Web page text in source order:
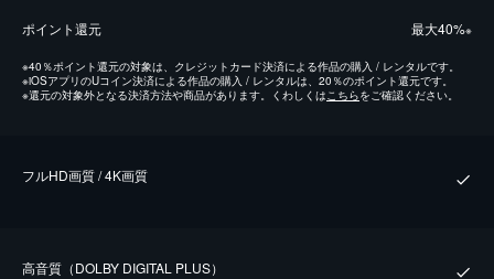
ポイント還元 最⼤40%※
※40％ポイント還元の対象は、クレジットカード決済による作品の購入 / レンタルです。
※iOSアプリのUコイン決済による作品の購入 / レンタルは、20％のポイント還元です。
※還元の対象外となる決済方法や商品があります。くわしくはこちらをご確認ください。
フルHD画質 / 4K画質
⾼⾳質（DOLBY DIGITAL PLUS）